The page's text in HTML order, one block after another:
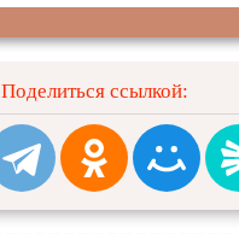
Поделиться ссылкой: